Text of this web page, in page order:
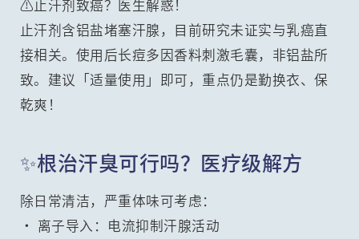
⚠️止汗剂致癌？医生解惑！
止汗剂含铝盐堵塞汗腺，目前研究未证实与乳癌直
接相关。使用后长痘多因香料刺激毛囊，非铝盐所
致。建议「适量使用」即可，重点仍是勤换衣、保
乾爽！
✨根治汗臭可行吗？医疗级解方
除日常清洁，严重体味可考虑：
• 离子导入：电流抑制汗腺活动